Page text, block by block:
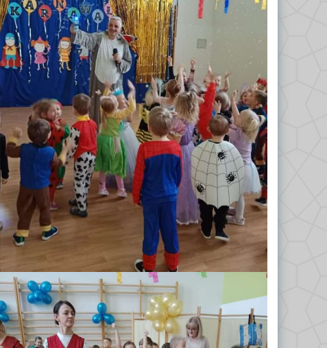
Odkrywcy 2023/2024
Biedronki 2023/2024
Misie 2024/2025
Gwiazdeczki 2024/2025
Kropelki 2024/2025
Liski 2024/2025
Nutki 2024/2025
Odkrywcy 2024/2025
Tropiciele 2024/2025